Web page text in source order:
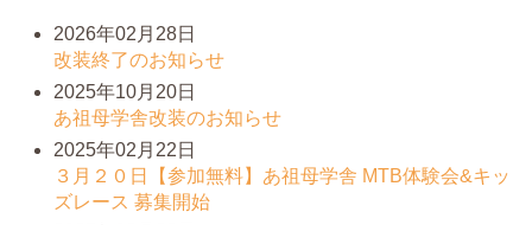
2026年02月28日
改装終了のお知らせ
2025年10月20日
あ祖母学舎改装のお知らせ
2025年02月22日
３月２０日【参加無料】あ祖母学舎 MTB体験会&キッ
ズレース 募集開始